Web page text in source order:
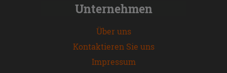
Unternehmen
Über uns
Kontaktieren Sie uns
Impressum